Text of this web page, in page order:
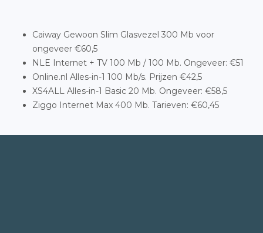
Caiway Gewoon Slim Glasvezel 300 Mb voor
ongeveer €60,5
NLE Internet + TV 100 Mb / 100 Mb. Ongeveer: €51
Online.nl Alles-in-1 100 Mb/s. Prijzen €42,5
XS4ALL Alles-in-1 Basic 20 Mb. Ongeveer: €58,5
Ziggo Internet Max 400 Mb. Tarieven: €60,45